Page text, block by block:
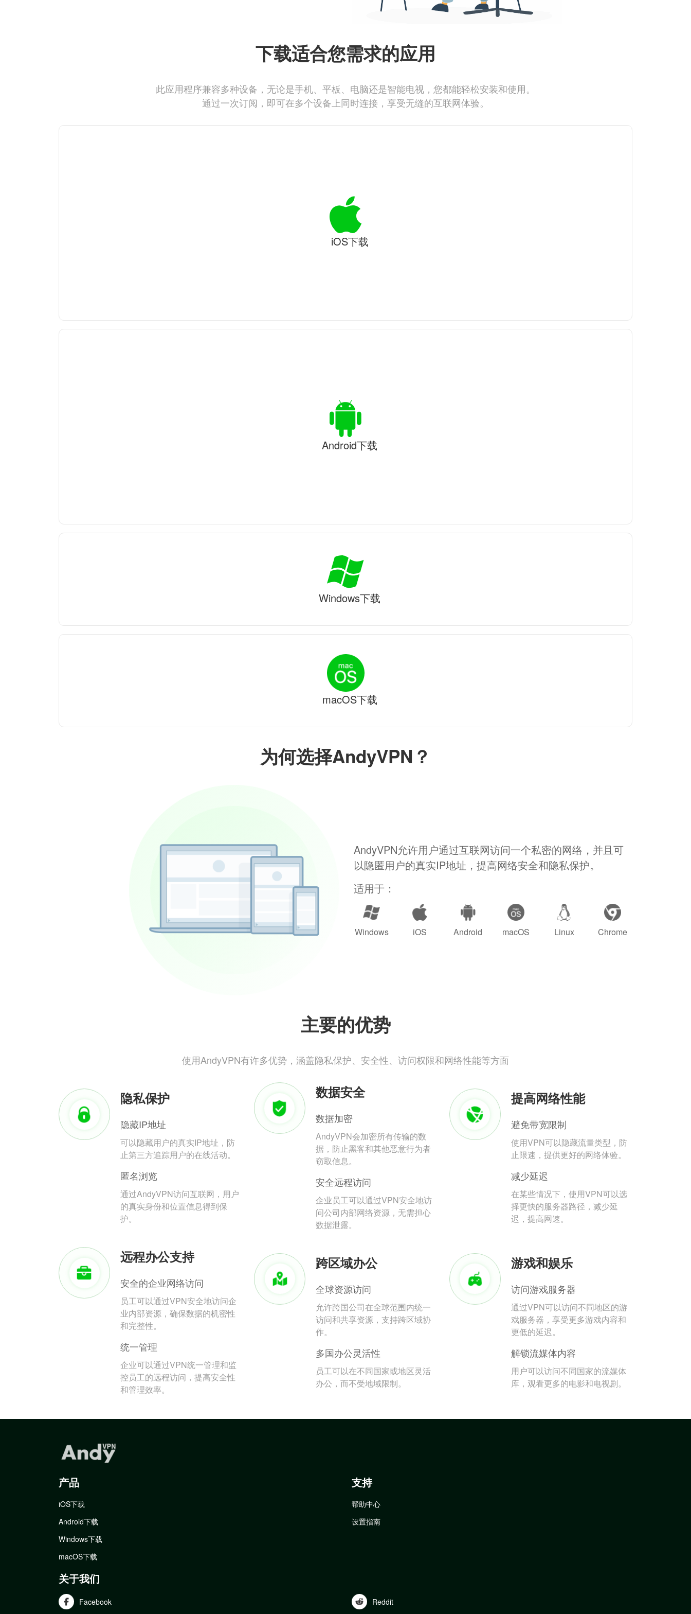
为何选择AndyVPN？
AndyVPN允许用户通过互联网访问一个私密的网络，并且可
以隐匿用户的真实IP地址，提高网络安全和隐私保护。
适用于：
Windows iOS Android macOS Linux Chrome
主要的优势
使用AndyVPN有许多优势，涵盖隐私保护、安全性、访问权限和网络性能等方面
隐私保护
隐藏IP地址
可以隐藏用户的真实IP地址，防
止第三方追踪用户的在线活动。
匿名浏览
通过AndyVPN访问互联网，用户
的真实身份和位置信息得到保
护。
数据安全
数据加密
AndyVPN会加密所有传输的数
据，防止黑客和其他恶意行为者
窃取信息。
安全远程访问
企业员工可以通过VPN安全地访
问公司内部网络资源，无需担心
数据泄露。
提高网络性能
避免带宽限制
使用VPN可以隐藏流量类型，防
止限速，提供更好的网络体验。
减少延迟
在某些情况下，使用VPN可以选
择更快的服务器路径，减少延
迟，提高网速。
远程办公支持
安全的企业网络访问
员工可以通过VPN安全地访问企
业内部资源，确保数据的机密性
和完整性。
统一管理
企业可以通过VPN统一管理和监
控员工的远程访问，提高安全性
和管理效率。
跨区域办公
全球资源访问
允许跨国公司在全球范围内统一
访问和共享资源，支持跨区域协
作。
多国办公灵活性
员工可以在不同国家或地区灵活
办公，而不受地域限制。
游戏和娱乐
访问游戏服务器
通过VPN可以访问不同地区的游
戏服务器，享受更多游戏内容和
更低的延迟。
解锁流媒体内容
用户可以访问不同国家的流媒体
库，观看更多的电影和电视剧。
下载适合您需求的应用
此应用程序兼容多种设备，无论是手机、平板、电脑还是智能电视，您都能轻松安装和使用。
通过一次订阅，即可在多个设备上同时连接，享受无缝的互联网体验。
iOS下载
Android下载
Windows下载
macOS下载
产品
iOS下载
Android下载
Windows下载
macOS下载
支持
帮助中心
设置指南
关于我们
Facebook Reddit